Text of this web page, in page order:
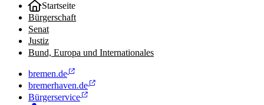
Startseite
Bürgerschaft
Senat
Justiz
Bund, Europa und Internationales
bremen.de
bremerhaven.de
Bürgerservice